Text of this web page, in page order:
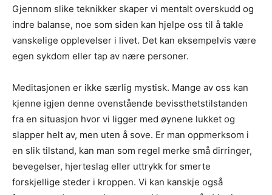
Gjennom slike teknikker skaper vi mentalt overskudd og
indre balanse, noe som siden kan hjelpe oss til å takle
vanskelige opplevelser i livet. Det kan eksempelvis være
egen sykdom eller tap av nære personer.
Meditasjonen er ikke særlig mystisk. Mange av oss kan
kjenne igjen denne ovenstående bevissthetstilstanden
fra en situasjon hvor vi ligger med øynene lukket og
slapper helt av, men uten å sove. Er man oppmerksom i
en slik tilstand, kan man som regel merke små dirringer,
bevegelser, hjerteslag eller uttrykk for smerte
forskjellige steder i kroppen. Vi kan kanskje også